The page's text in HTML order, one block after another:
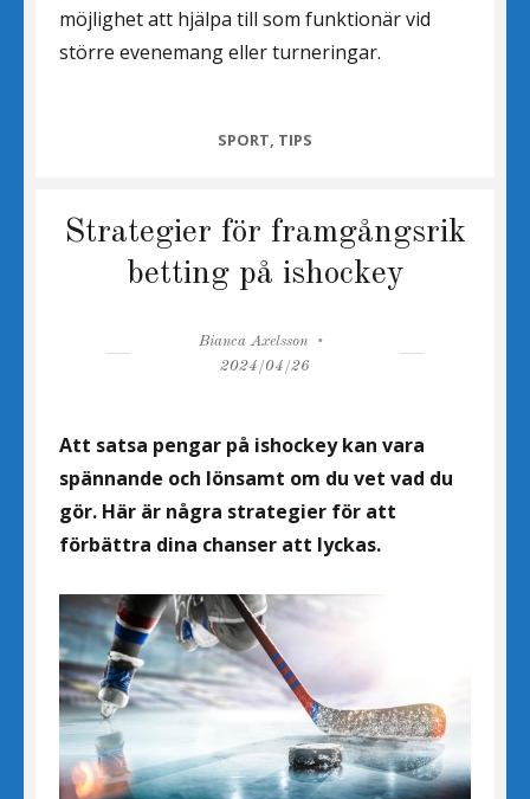
möjlighet att hjälpa till som funktionär vid
större evenemang eller turneringar.
CATEGORIES
SPORT, TIPS
Strategier för framgångsrik
betting på ishockey
Author
Bianca Axelsson
2024/04/26
Att satsa pengar på ishockey kan vara
spännande och lönsamt om du vet vad du
gör. Här är några strategier för att
förbättra dina chanser att lyckas.